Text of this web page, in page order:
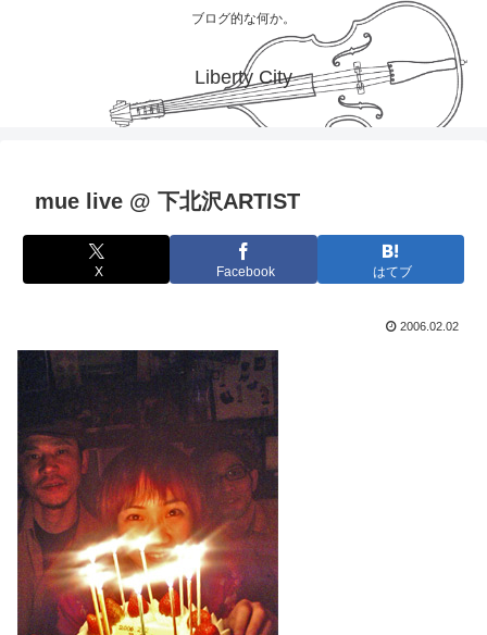
ブログ的な何か。
Liberty City
mue live @ 下北沢ARTIST
X Facebook はてブ
2006.02.02